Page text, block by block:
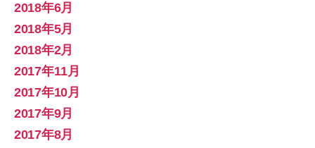
2018年6月
2018年5月
2018年2月
2017年11月
2017年10月
2017年9月
2017年8月